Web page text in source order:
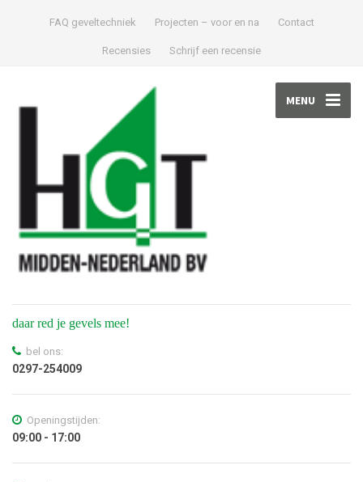
FAQ geveltechniek Projecten – voor en na Contact
Recensies Schrijf een recensie
MENU
daar red je gevels mee!
bel ons:
0297-254009
Openingstijden:
09:00 - 17:00